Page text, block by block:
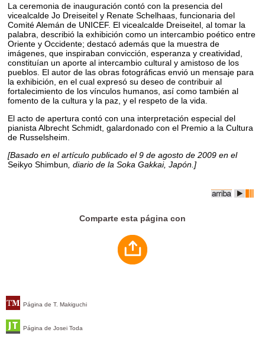
Página de T. Makiguchi
Página de Josei Toda
La ceremonia de inauguración contó con la presencia del
vicealcalde Jo Dreiseitel y Renate Schelhaas, funcionaria del
Comité Alemán de UNICEF. El vicealcalde Dreiseitel, al tomar la
palabra, describió la exhibición como un intercambio poético entre
Oriente y Occidente; destacó además que la muestra de
imágenes, que inspiraban convicción, esperanza y creatividad,
constituían un aporte al intercambio cultural y amistoso de los
pueblos. El autor de las obras fotográficas envió un mensaje para
la exhibición, en el cual expresó su deseo de contribuir al
fortalecimiento de los vínculos humanos, así como también al
fomento de la cultura y la paz, y el respeto de la vida.
El acto de apertura contó con una interpretación especial del
pianista Albrecht Schmidt, galardonado con el Premio a la Cultura
de Russelsheim.
[Basado en el artículo publicado el 9 de agosto de 2009 en el
Seikyo Shimbun , diario de la Soka Gakkai, Japón.]
Comparte esta página con